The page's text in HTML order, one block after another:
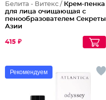
Белита - Витекс / Крем-пенка
для лица очищающая с
пенообразователем Секреты
Азии
415 ₽
Рекомендуем